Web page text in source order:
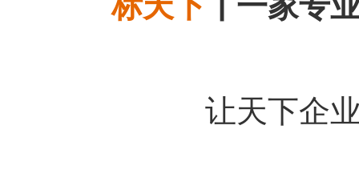
让天下企